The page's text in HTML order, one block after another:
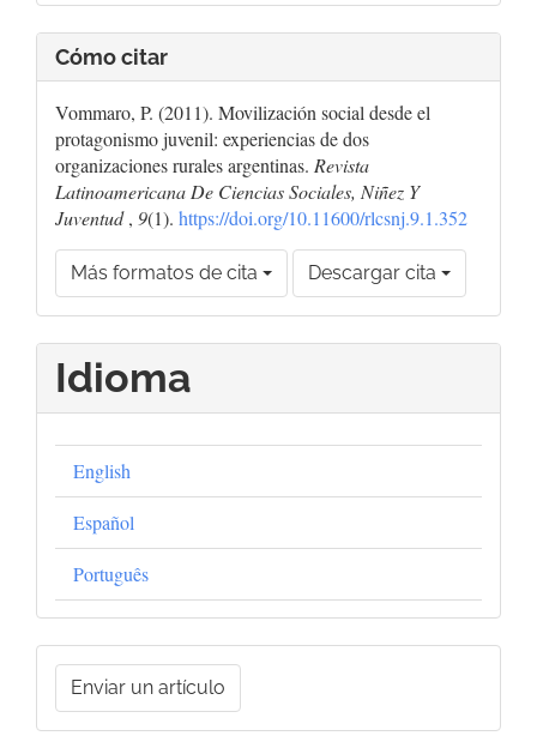
Cómo citar
Vommaro, P. (2011). Movilización social desde el
protagonismo juvenil: experiencias de dos
organizaciones rurales argentinas. Revista
Latinoamericana De Ciencias Sociales, Niñez Y
Juventud, 9(1). https://doi.org/10.11600/rlcsnj.9.1.352
Más formatos de cita Descargar cita
Idioma
English
Español
Português
Enviar
unEnviar un artículo